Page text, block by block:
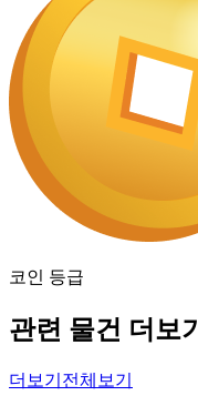
코인 등급
관련 물건 더보기
더보기 전체보기